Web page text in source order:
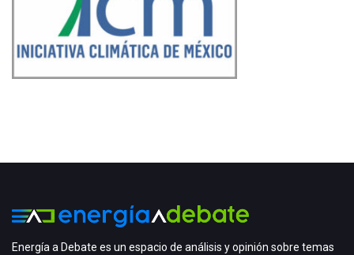
Energía a Debate es un espacio de análisis y opinión sobre temas